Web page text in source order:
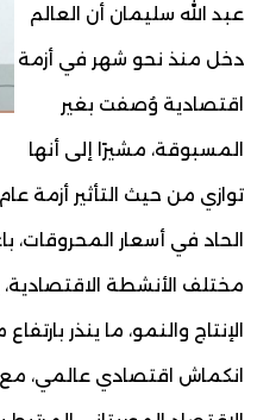
عبد الله سليمان أن العالم
دخل منذ نحو شهر في أزمة
اقتصادية وُصفت بغير
المسبوقة، مشيرًا إلى أنها
الحاد في أسعار المحروقات،
مختلف الأنشطة
الإنتاج والنمو، ما ينذر
انكماش اقتصادي عالمي،